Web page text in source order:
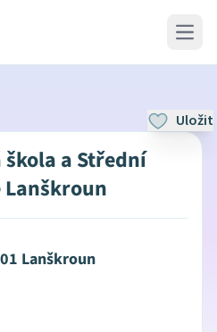
Open
Uložit
a Střední
Lanškroun